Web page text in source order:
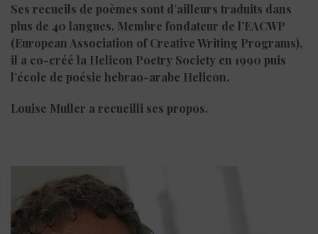
Ses recueils de poèmes sont d’ailleurs traduits dans
plus de 40 langues. Membre fondateur de l’EACWP
(European Association of Creative Writing Programs),
il a co-créé la Helicon Poetry Society en 1990 puis
l’école de poésie hebrao-arabe Helicon.
Louise Muller a recueilli ses propos.